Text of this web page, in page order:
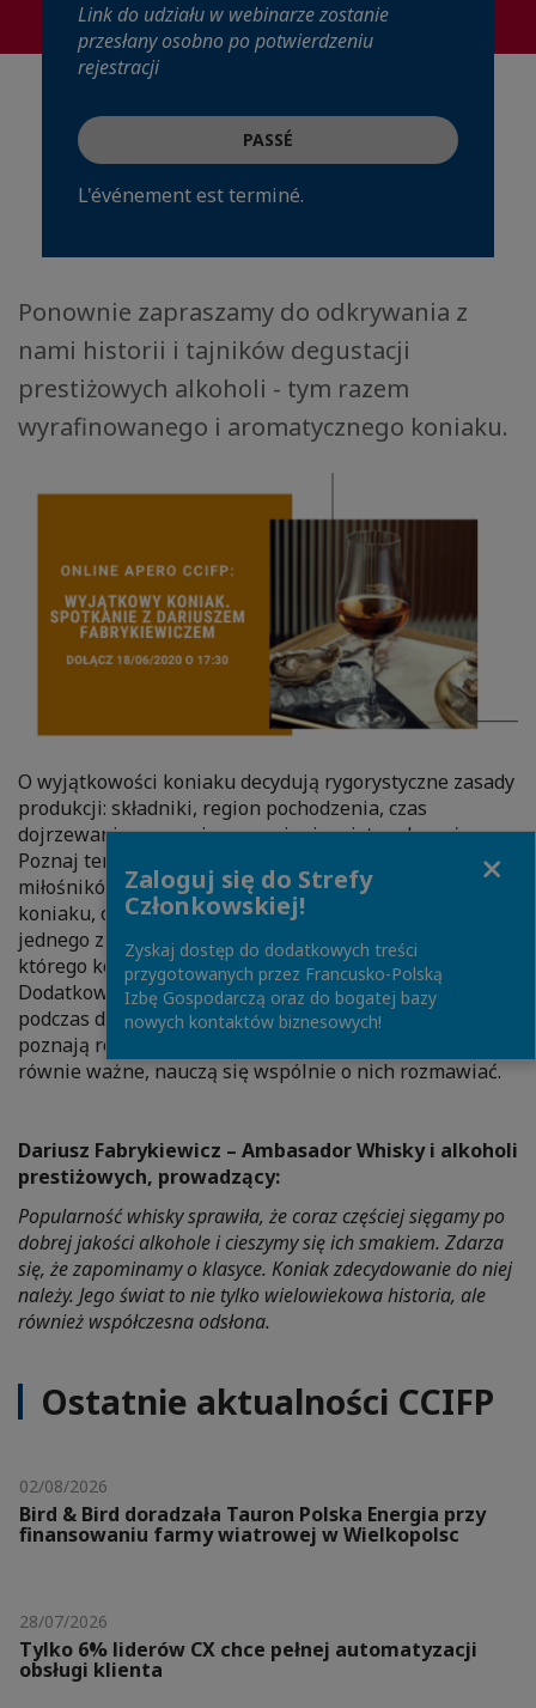
Link do udziału w webinarze zostanie
przesłany osobno po potwierdzeniu
rejestracji
PASSÉ
L'événement est terminé.
Ponownie zapraszamy do odkrywania z
nami historii i tajników degustacji
prestiżowych alkoholi - tym razem
wyrafinowanego i aromatycznego koniaku.
O wyjątkowości koniaku decydują rygorystyczne zasady
produkcji: składniki, region pochodzenia, czas
dojrzewania, wreszcie powonienie mistrza kupażu.
Poznaj ten niezwykły trunek i dołącz do grona jego
miłośników. Podczas spotkania osnutego na kanwie
koniaku, odkryjemy przed Wami historię i dziedzictwo
jednego z najstarszych domów koniakowych we Francji,
którego korzenie sięgają początków XVIII wieku.
Dodatkowo, prowadzący opowie, czym kierować się
podczas degustacji tego klasycznego trunku. Uczestnicy
poznają również jego niezwykłe walory smakowe i, co
równie ważne, nauczą się wspólnie o nich rozmawiać.
Dariusz Fabrykiewicz – Ambasador Whisky i alkoholi
prestiżowych, prowadzący:
Popularność whisky sprawiła, że coraz częściej sięgamy po
dobrej jakości alkohole i cieszymy się ich smakiem. Zdarza
się, że zapominamy o klasyce. Koniak zdecydowanie do niej
należy. Jego świat to nie tylko wielowiekowa historia, ale
również współczesna odsłona.
Ostatnie aktualności CCIFP
02/08/2026
Bird & Bird doradzała Tauron Polska Energia przy
finansowaniu farmy wiatrowej w Wielkopolsc
28/07/2026
Tylko 6% liderów CX chce pełnej automatyzacji
obsługi klienta
Zaloguj się do Strefy
Członkowskiej!
Zyskaj dostęp do dodatkowych treści
przygotowanych przez Francusko-Polską
Izbę Gospodarczą oraz do bogatej bazy
nowych kontaktów biznesowych!